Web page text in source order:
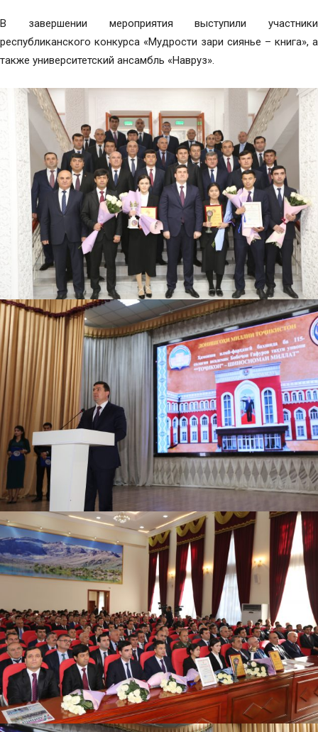
В завершении мероприятия выступили участники
республиканского конкурса «Мудрости зари сиянье – книга», а
также университетский ансамбль «Навруз».